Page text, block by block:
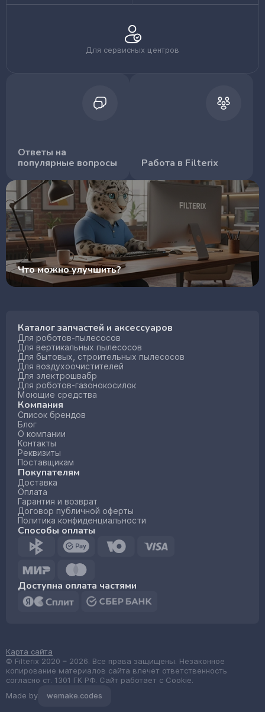
Для сервисных центров
Ответы на
популярные вопросы
Работа в Filterix
Что можно улучшить?
Каталог запчастей и аксессуаров
Для роботов-пылесосов
Для вертикальных пылесосов
Для бытовых, строительных пылесосов
Для воздухоочистителей
Для электрошвабр
Для роботов-газонокосилок
Моющие средства
Компания
Список брендов
Блог
О компании
Контакты
Реквизиты
Поставщикам
Покупателям
Доставка
Оплата
Гарантия и возврат
Договор публичной оферты
Политика конфиденциальности
Способы оплаты
Доступна оплата частями
© Filterix 2020 – 2026. Все права защищены. Незаконное
копирование материалов сайта влечет ответственность
согласно ст. 1301 ГК РФ. Сайт работает с Cookie.
Карта сайта
Made by wemake.codes